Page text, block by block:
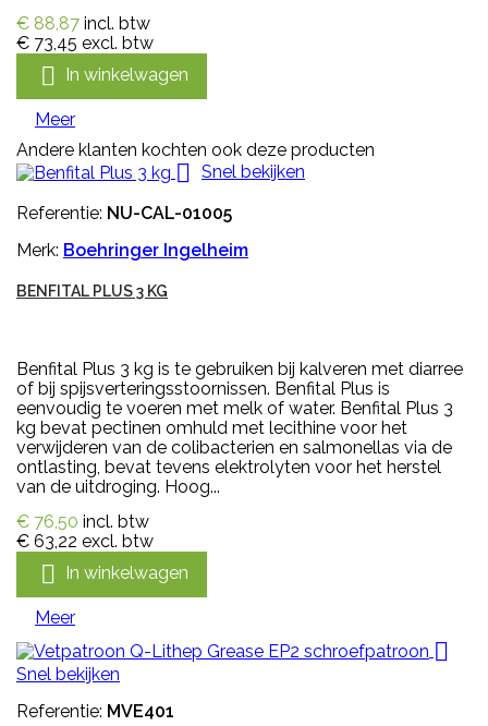
€ 88,87 incl. btw
€ 73,45 excl. btw
 In winkelwagen
Meer
Andere klanten kochten ook deze producten
 Snel bekijken
Referentie: NU-CAL-01005
Merk: Boehringer Ingelheim
BENFITAL PLUS 3 KG
Benfital Plus 3 kg is te gebruiken bij kalveren met diarree
of bij spijsverteringsstoornissen. Benfital Plus is
eenvoudig te voeren met melk of water. Benfital Plus 3
kg bevat pectinen omhuld met lecithine voor het
verwijderen van de colibacterien en salmonellas via de
ontlasting, bevat tevens elektrolyten voor het herstel
van de uitdroging. Hoog...
€ 76,50 incl. btw
€ 63,22 excl. btw
 In winkelwagen
Meer

Snel bekijken
Referentie: MVE401